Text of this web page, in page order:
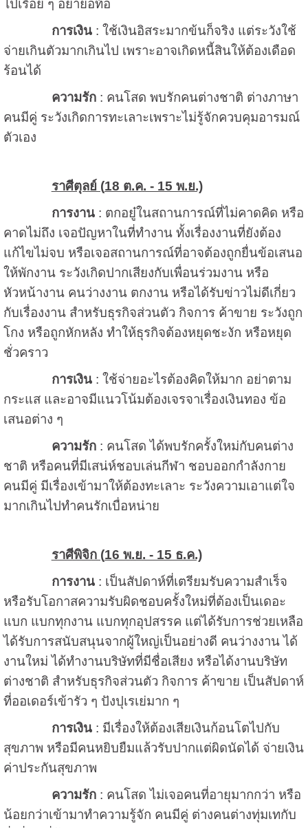
ไปเรื่อย ๆ อย่าย่อท้อ
การเงิน: ใช้เงินอิสระมากข้นก็จริง แต่ระวังใช้
จ่ายเกินตัวมากเกินไป เพราะอาจเกิดหนี้สินให้ต้องเดือด
ร้อนได้
ความรัก: คนโสด พบรักคนต่างชาติ ต่างภาษา
คนมีคู่ ระวังเกิดการทะเลาะเพราะไม่รู้จักควบคุมอารมณ์
ตัวเอง
ราศีตุลย์ (18 ต.ค. - 15 พ.ย.)
การงาน: ตกอยู๋ในสถานการณ์ที่ไม่คาดคิด หรือ
คาดไม่ถึง เจอปัญหาในที่ทำงาน ทั้งเรื่องงานที่ยังต้อง
แก้ไขไม่จบ หรือเจอสถานการณ์ที่อาจต้องถูกยื่นข้อเสนอ
ให้พักงาน ระวังเกิดปากเสียงกับเพื่อนร่วมงาน หรือ
หัวหน้างาน คนว่างงาน ตกงาน หรือได้รับข่าวไม่ดีเกี่ยว
กับเรื่องงาน สำหรับธุรกิจส่วนตัว กิจการ ค้าขาย ระวังถูก
โกง หรือถูกหักหลัง ทำให้ธุรกิจต้องหยุดชะงัก หรือหยุด
ชั่วคราว
การเงิน: ใช้จ่ายอะไรต้องคิดให้มาก อย่าตาม
กระแส และอาจมีแนวโน้มต้องเจรจาเรื่องเงินทอง ข้อ
เสนอต่าง ๆ
ความรัก: คนโสด ได้พบรักครั้งใหม่กับคนต่าง
ชาติ หรือคนที่มีเสน่ห์ชอบเล่นกีฬา ชอบออกกำลังกาย
คนมีคู่ มีเรื่องเข้ามาให้ต้องทะเลาะ ระวังความเอาแต่ใจ
มากเกินไปทำคนรักเบื่อหน่าย
ราศีพิจิก (16 พ.ย. - 15 ธ.ค.)
การงาน: เป็นสัปดาห์ที่เตรียมรับความสำเร็จ
หรือรับโอกาสความรับผิดชอบครั้งใหม่ที่ต้องเป็นเดอะ
แบก แบกทุกงาน แบกทุกอุปสรรค แต่ได้รับการช่วยเหลือ
ได้รับการสนับสนุนจากผู้ใหญ่เป็นอย่างดี คนว่างงาน ได้
งานใหม่ ได้ทำงานบริษัทที่มีชื่อเสียง หรือได้งานบริษัท
ต่างชาติ สำหรับธุรกิจส่วนตัว กิจการ ค้าขาย เป็นสัปดาห์
ที่ออเดอร์เข้ารัว ๆ ปังปุเรเย่มาก ๆ
การเงิน: มีเรื่องให้ต้องเสียเงินก้อนโตไปกับ
สุขภาพ หรือมีคนหยิบยืมแล้วรับปากแต่ผิดนัดได้ จ่ายเงิน
ค่าประกันสุขภาพ
ความรัก: คนโสด ไม่เจอคนที่อายุมากกว่า หรือ
น้อยกว่าเข้ามาทำความรู้จัก คนมีคู่ ต่างคนต่างทุ่มเทกับ